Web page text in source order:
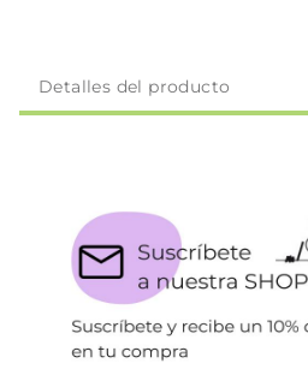
Detalles del producto